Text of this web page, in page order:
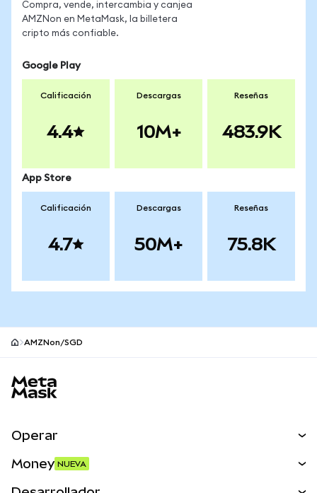
Compra, vende, intercambia y canjea
AMZNon en MetaMask, la billetera
cripto más confiable.
Google Play
Calificación
4.4
Descargas
10M+
Reseñas
483.9K
App Store
Calificación
4.7
Descargas
50M+
Reseñas
75.8K
AMZNon/SGD
Operar
Money NUEVA